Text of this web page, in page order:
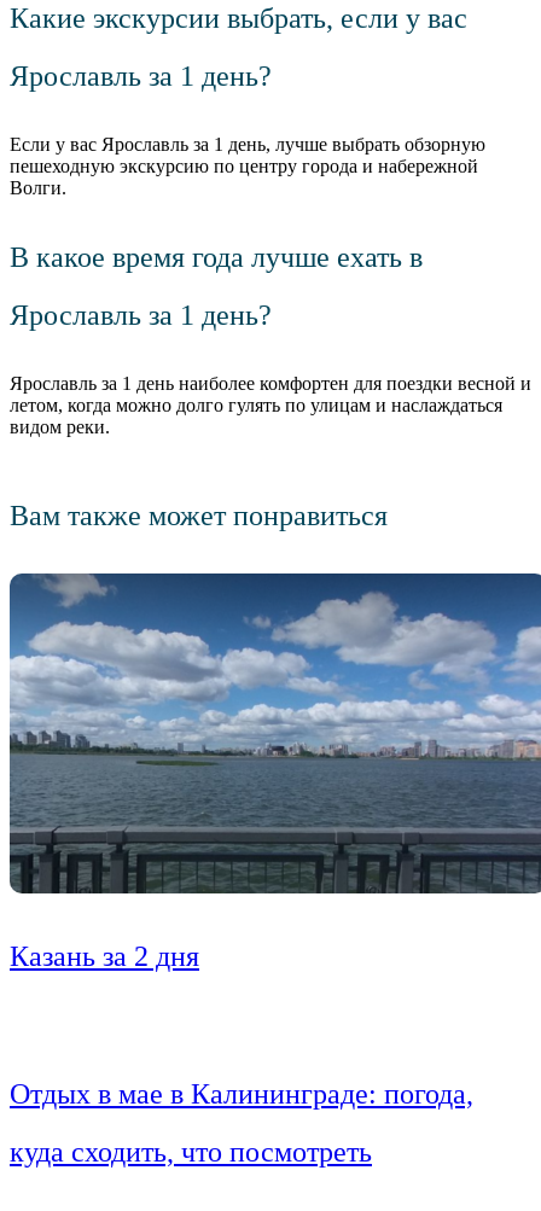
Какие экскурсии выбрать, если у вас
Ярославль за 1 день?
Если у вас Ярославль за 1 день, лучше выбрать обзорную
пешеходную экскурсию по центру города и набережной
Волги.
В какое время года лучше ехать в
Ярославль за 1 день?
Ярославль за 1 день наиболее комфортен для поездки весной и
летом, когда можно долго гулять по улицам и наслаждаться
видом реки.
Вам также может понравиться
Казань за 2 дня
Отдых в мае в Калининграде: погода,
куда сходить, что посмотреть